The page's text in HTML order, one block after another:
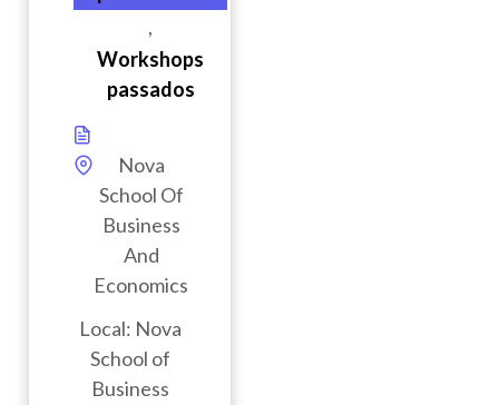
,
Workshops
passados
Nova
School Of
Business
And
Economics
Local: Nova
School of
Business